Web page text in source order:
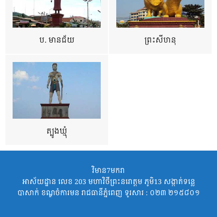
ប. មានជ័យ ព្រះសីហនុ
ត្បូងឃ្មុំ
វិមាន7មករា
អាស័យដ្ឋាន លេខ 203 មហាវិថីព្រះនរោត្តម ភូមិ13 សង្កាត់ទន្លេ
បាសាក់ ខណ្ឌចំការមន រាជធានីភ្នំពេញ ទូរសារ : ០២៣ ២១៥៨០១